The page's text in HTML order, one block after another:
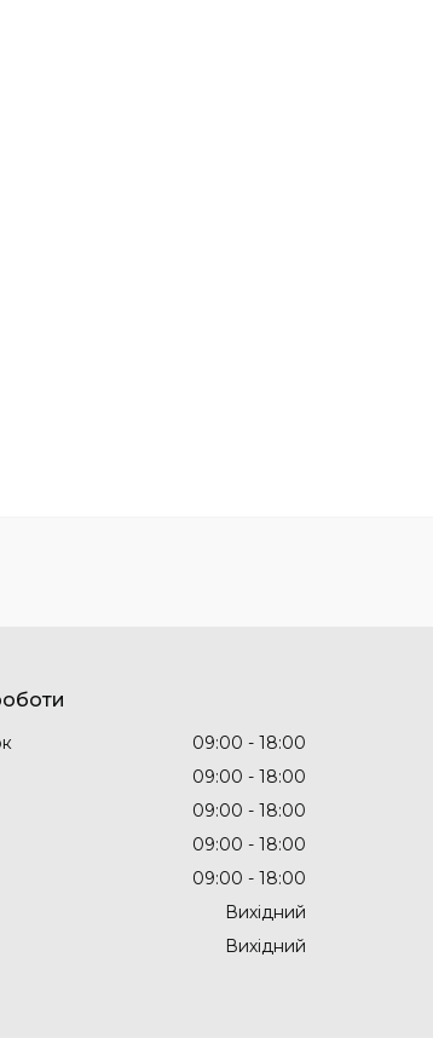
09:00
18:00
09:00
18:00
09:00
18:00
09:00
18:00
09:00
18:00
Вихідний
Вихідний